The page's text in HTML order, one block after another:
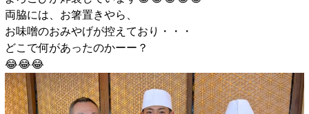
両脇には、お箸置きやら、
お味噌のおみやげが控えており・・・
どこで何があったのかーー？
😂😂😂